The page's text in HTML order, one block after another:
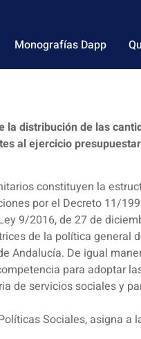
Monografías Dapp
la distribución de las
al ejercicio
constituyen la
por el Decreto 11/
9/2016, de 27 de
de la política general
Andalucía. De igual
para adoptar
de servicios sociales y
Sociales, asigna a